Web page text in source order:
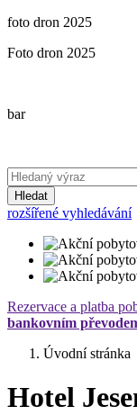
foto dron 2025
Foto dron 2025
bar
Hledat
rozšířené vyhledávání
Rezervace a platba
bankovním
Úvodní stránka
Hotel